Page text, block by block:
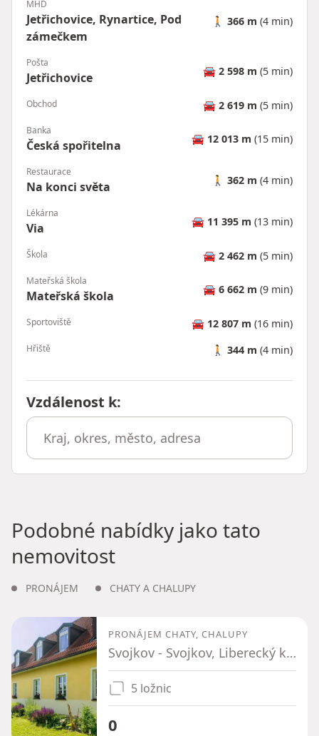
MHD
Jetřichovice, Rynartice, Pod
zámečkem
🚶 366 m (4 min)
Pošta
Jetřichovice 🚘 2 598 m (5 min)
Obchod 🚘 2 619 m (5 min)
Banka
Česká spořitelna 🚘 12 013 m (15 min)
Restaurace
Na konci světa 🚶 362 m (4 min)
Lékárna
Via 🚘 11 395 m (13 min)
Škola 🚘 2 462 m (5 min)
Mateřská škola
Mateřská škola 🚘 6 662 m (9 min)
Sportoviště 🚘 12 807 m (16 min)
Hřiště 🚶 344 m (4 min)
Vzdálenost k:
Podobné nabídky jako tato
nemovitost
PRONÁJEM CHATY A CHALUPY
PRONÁJEM CHATY, CHALUPY
Svojkov - Svojkov, Liberecký kraj
5 ložnic
0